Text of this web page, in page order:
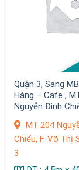
Quận 3, Sang
Hàng – Cafe ,
Nguyễn Đình
MT 204
Chiểu, F. Võ Thị
3